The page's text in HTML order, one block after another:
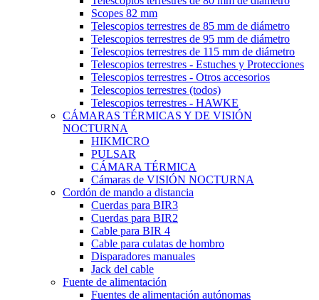
Scopes 82 mm
Telescopios terrestres de 85 mm de diámetro
Telescopios terrestres de 95 mm de diámetro
Telescopios terrestres de 115 mm de diámetro
Telescopios terrestres - Estuches y Protecciones
Telescopios terrestres - Otros accesorios
Telescopios terrestres (todos)
Telescopios terrestres - HAWKE
CÁMARAS TÉRMICAS Y DE VISIÓN
NOCTURNA
HIKMICRO
PULSAR
CÁMARA TÉRMICA
Cámaras de VISIÓN NOCTURNA
Cordón de mando a distancia
Cuerdas para BIR3
Cuerdas para BIR2
Cable para BIR 4
Cable para culatas de hombro
Disparadores manuales
Jack del cable
Fuente de alimentación
Fuentes de alimentación autónomas